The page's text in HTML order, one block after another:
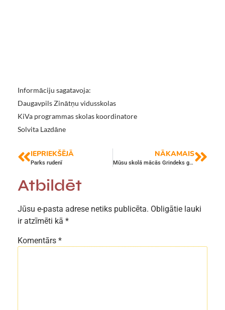
Informāciju sagatavoja:
Daugavpils Zinātņu vidusskolas
KiVa programmas skolas koordinatore
Solvita Lazdāne
IEPRIEKŠĒJĀ
Parks rudenī
NĀKAMAIS
Mūsu skolā mācās Grindeks gudrinieki!
Atbildēt
Jūsu e-pasta adrese netiks publicēta. Obligātie lauki
ir atzīmēti kā *
Komentārs *